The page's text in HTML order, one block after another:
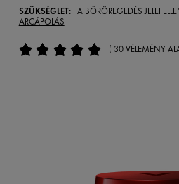
SZÜKSÉGLET: A BŐRÖREGEDÉS JELEI
ARCÁPOLÁS
( 30 VÉLEMÉNY